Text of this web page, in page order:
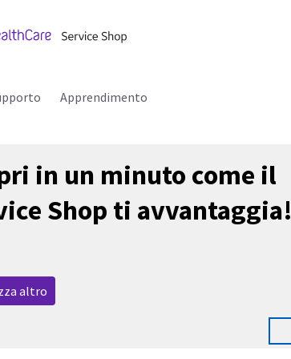
Apprendimento
in un minuto come il
Shop ti avvantaggia!
altro